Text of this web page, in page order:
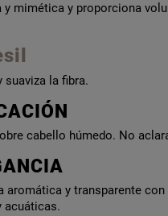
mimética y proporciona
suaviza la fibra.
cabello húmedo. No
aromática y transparente con
acuáticas.